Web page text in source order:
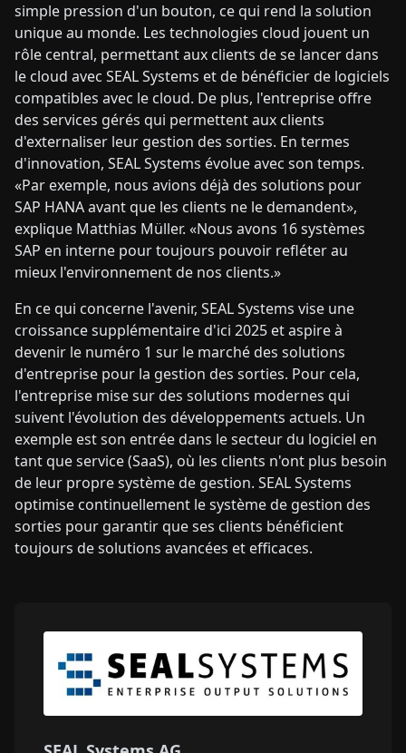
simple pression d'un bouton, ce qui rend la solution
unique au monde. Les technologies cloud jouent un
rôle central, permettant aux clients de se lancer dans
le cloud avec SEAL Systems et de bénéficier de logiciels
compatibles avec le cloud. De plus, l'entreprise offre
des services gérés qui permettent aux clients
d'externaliser leur gestion des sorties. En termes
d'innovation, SEAL Systems évolue avec son temps.
«Par exemple, nous avions déjà des solutions pour
SAP HANA avant que les clients ne le demandent»,
explique Matthias Müller. «Nous avons 16 systèmes
SAP en interne pour toujours pouvoir refléter au
mieux l'environnement de nos clients.»
En ce qui concerne l'avenir, SEAL Systems vise une
croissance supplémentaire d'ici 2025 et aspire à
devenir le numéro 1 sur le marché des solutions
d'entreprise pour la gestion des sorties. Pour cela,
l'entreprise mise sur des solutions modernes qui
suivent l'évolution des développements actuels. Un
exemple est son entrée dans le secteur du logiciel en
tant que service (SaaS), où les clients n'ont plus besoin
de leur propre système de gestion. SEAL Systems
optimise continuellement le système de gestion des
sorties pour garantir que ses clients bénéficient
toujours de solutions avancées et efficaces.